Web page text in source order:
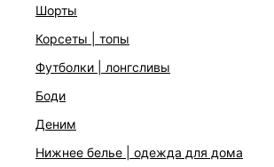
шорты
корсеты | топы
футболки | лонгсливы
боди
деним
нижнее белье | одежда для дома
ДОСТАВКА И ВОЗВРАТ
Подробные условия доставки и